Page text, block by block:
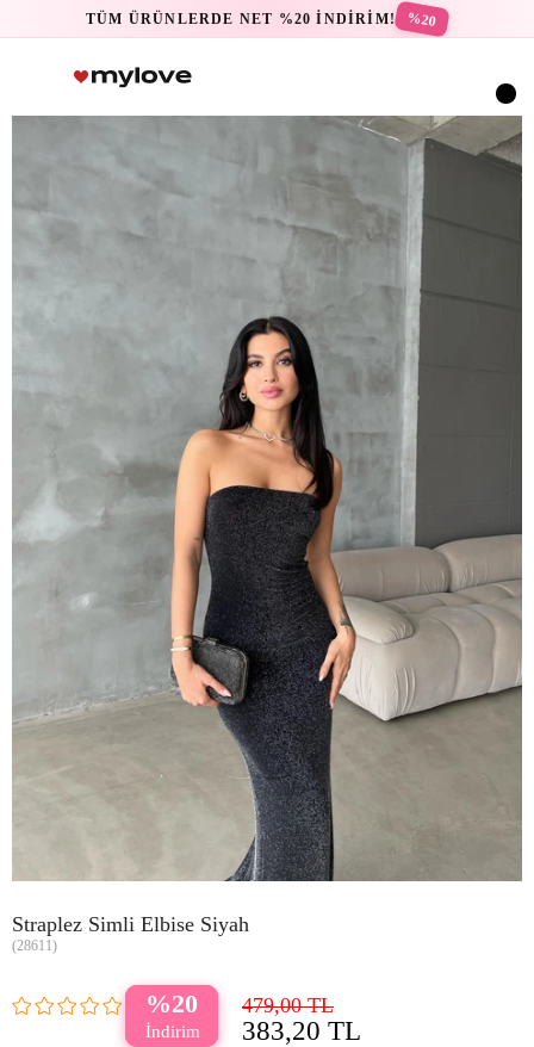
TÜM ÜRÜNLERDE NET %20 İNDİRİM! %20
Straplez Simli Elbise Siyah
(28611)
20 479,00 TL
383,20 TL